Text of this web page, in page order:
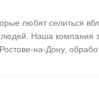
любят селиться
Наша компания
на-Дону,